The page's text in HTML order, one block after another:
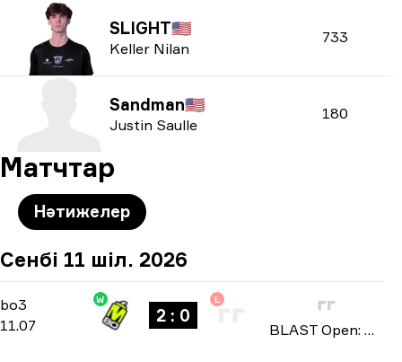
SLIGHT🇺🇸
Keller Nilan
733
Sandman🇺🇸
Justin Saulle
180
Матчтар
Нәтижелер
Сенбі 11 шіл. 2026
bo3 -bo3
11.07
W
2 : 0
L
BLAST Open: North American Qualifier Fall 2026